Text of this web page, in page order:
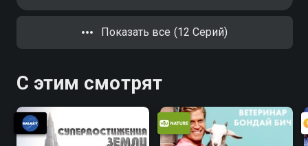
Показать все (12 Серий)
С этим смотрят